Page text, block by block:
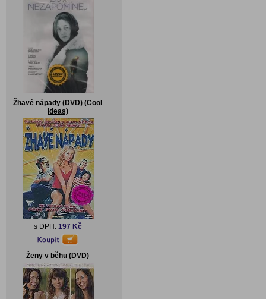
Žhavé nápady (DVD) (Cool
Ideas)
s DPH: 197 Kč
Ženy v běhu (DVD)